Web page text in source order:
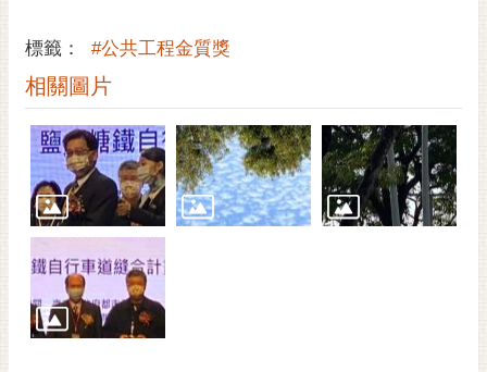
策
網
站
資
料
開
放
宣
告
市
府
標籤： #公共工程金質獎
相關圖片